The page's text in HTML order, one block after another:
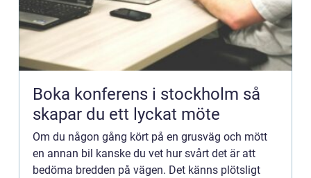
Boka konferens i stockholm så
skapar du ett lyckat möte
Om du någon gång kört på en grusväg och mött
en annan bil kanske du vet hur svårt det är att
bedöma bredden på vägen. Det känns plötsligt